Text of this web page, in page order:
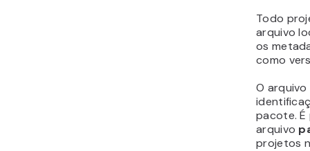
Todo
arquivo
os
como
O arquivo
pacote. É
arquivo
projetos